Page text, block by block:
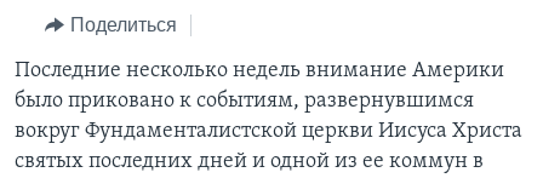
Перейти
поиск
ПОЧЕМУ ЭТО ВАЖНО?
ДИСКУССИЯ VOA
ДЕТАЛИ
НЬЮ-ЙОРК NEW YORK
А КАК В АМЕРИКЕ?
АРТЕФАКТЫ
АМЕРИКАНСКИЕ ГОРОДКИ
ТЕСТЫ
ФАКТЫ ПРОТИВ ФЕЙКОВ
ЗА СВОБОДУ ПРЕССЫ
УЧИМ АНГЛИЙСКИЙ
ВИДЕО
Поделиться
Последние несколько недель внимание Америки
было приковано к событиям, развернувшимся
вокруг Фундаменталистской церкви Иисуса Христа
святых последних дней и одной из ее коммун в